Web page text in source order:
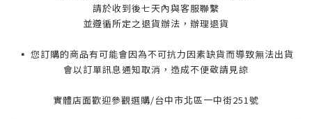
請於收到後七天內與客服聯繫
並遵循所定之退貨辦法，辦理退貨
▪️ 您訂購的商品有可能會因為不可抗力因素缺貨而導致無法出貨
會以訂單訊息通知取消，造成不便敬請見諒
實體店面歡迎參觀選購/台中市北區一中街251號